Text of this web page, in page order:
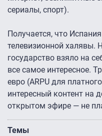
сериалы, спорт).
Получается, что
телевизионной халявы.
государство взяло на
все самое интересное.
евро (ARPU для
интересный контент на
открытом эфире — не
Темы